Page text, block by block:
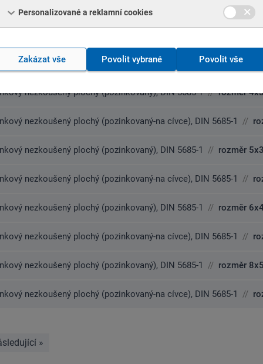
nezkoušený plochý (pozinkovaný-na cívce), DIN 5685-1 //
nezkoušený plochý (pozinkovaný), DIN 5685-1
nezkoušený plochý (pozinkovaný-na cívce), DIN 5685-1 //
nezkoušený plochý (pozinkovaný), DIN 5685-1 // rozměr
nezkoušený plochý (pozinkovaný-na cívce), DIN 5685-1 //
nezkoušený plochý (pozinkovaný), DIN 5685-1 // rozměr
nezkoušený plochý (pozinkovaný-na cívce), DIN 5685-1 //
nezkoušený plochý (pozinkovaný), DIN 5685-1 // rozměr
nezkoušený plochý (pozinkovaný-na cívce), DIN 5685-1 //
nezkoušený plochý (pozinkovaný), DIN 5685-1 // rozměr
nezkoušený plochý (pozinkovaný-na cívce), DIN 5685-1 //
»
Personalizované a reklamní cookies
Povolit vše
Zakázat vše Povolit vybrané